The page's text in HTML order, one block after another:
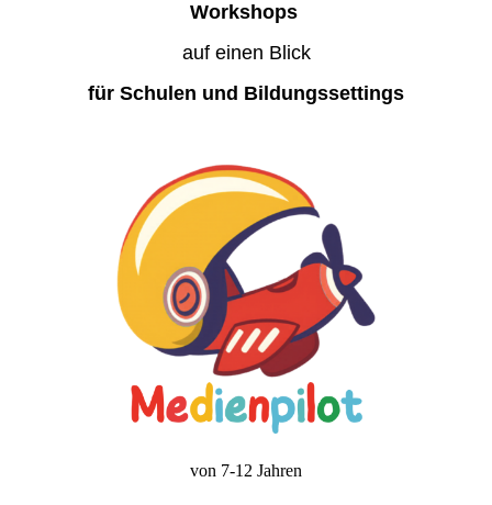
Workshops
auf einen Blick
für Schulen und Bildungssettings
von 7-12 Jahren